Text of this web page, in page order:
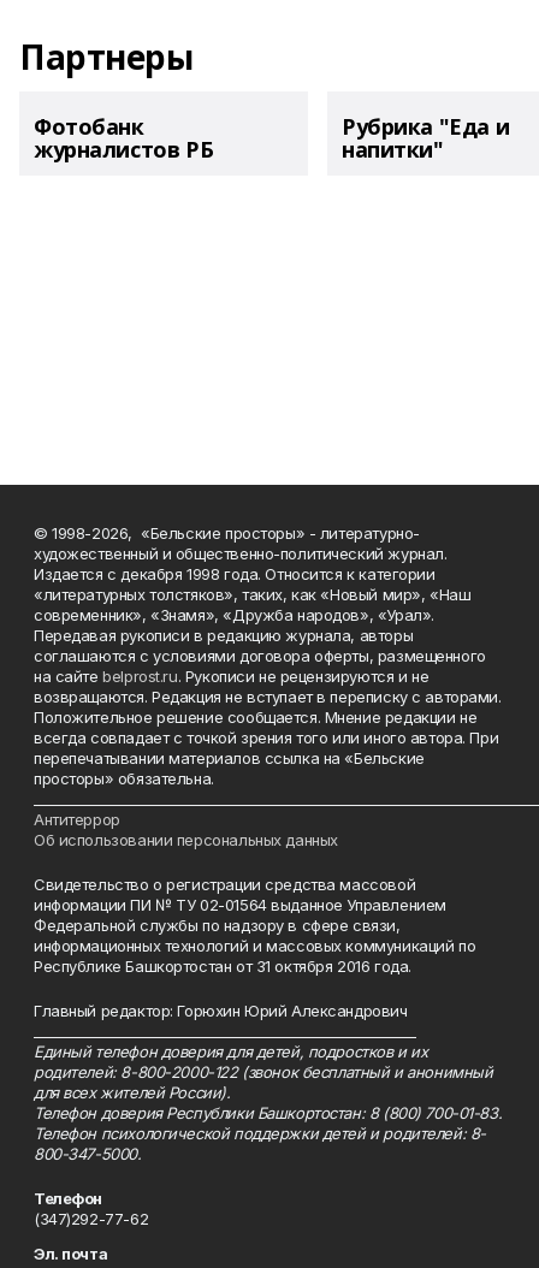
Партнеры
Фотобанк
журналистов РБ
Рубрика "Еда и
напитки"
© 1998-2026, «Бельские просторы» - литературно-
художественный и общественно-политический журнал.
Издается с декабря 1998 года. Относится к категории
«литературных толстяков», таких, как «Новый мир», «Наш
современник», «Знамя», «Дружба народов», «Урал».
Передавая рукописи в редакцию журнала, авторы
соглашаются с условиями договора оферты, размещенного
на сайтеbelprost.ru. Рукописи не рецензируются и не
возвращаются. Редакция не вступает в переписку с авторами.
Положительное решение сообщается. Мнение редакции не
всегда совпадает с точкой зрения того или иного автора. При
перепечатывании материалов ссылка на «Бельские
просторы» обязательна.
Антитеррор
Об использовании персональных данных
Свидетельство о регистрации средства массовой
информации ПИ № ТУ 02-01564 выданное Управлением
Федеральной службы по надзору в сфере связи,
информационных технологий и массовых коммуникаций по
Республике Башкортостан от 31 октября 2016 года.
Главный редактор: Горюхин Юрий Александрович
Единый телефон доверия для детей, подростков и их
родителей: 8-800-2000-122 (звонок бесплатный и анонимный
для всех жителей России).
Телефон доверия Республики Башкортостан: 8 (800) 700-01-83.
Телефон психологической поддержки детей и родителей: 8-
800-347-5000.
Телефон
(347)292-77-62
Эл. почта